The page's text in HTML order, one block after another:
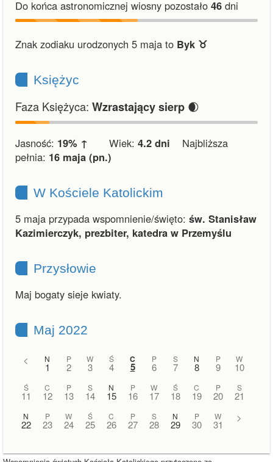
Do końca astronomicznej wiosny pozostało 46 dni
Znak zodiaku urodzonych 5 maja to Byk ♉︎
Księżyc
Faza Księżyca: Wzrastający sierp 🌒
Jasność: 19% ↑ Wiek: 4.2 dni Najbliższa
pełnia: 16 maja (pn.)
W Kościele Katolickim
5 maja przypada wspomnienie/święto: św. Stanisław
Kazimierczyk, prezbiter, katedra w Przemyślu
Przysłowie
Maj bogaty sieje kwiaty.
Maj 2022
< N
1
P
2
W
3
Ś
4
C
5
P
6
S
7
N
8
P
9
W
10
Ś
11
C
12
P
13
S
14
N
15
P
16
W
17
Ś
18
C
19
P
20
S
21
N
22
P
23
W
24
Ś
25
C
26
P
27
S
28
N
29
P
30
W
31
>